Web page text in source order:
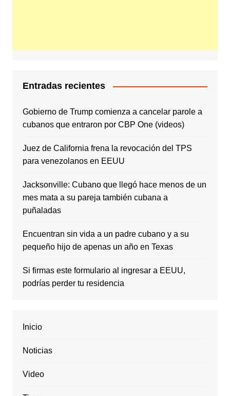
Entradas recientes
Gobierno de Trump comienza a cancelar parole a
cubanos que entraron por CBP One (videos)
Juez de California frena la revocación del TPS
para venezolanos en EEUU
Jacksonville: Cubano que llegó hace menos de un
mes mata a su pareja también cubana a
puñaladas
Encuentran sin vida a un padre cubano y a su
pequeño hijo de apenas un año en Texas
Si firmas este formulario al ingresar a EEUU,
podrías perder tu residencia
Inicio
Noticias
Video